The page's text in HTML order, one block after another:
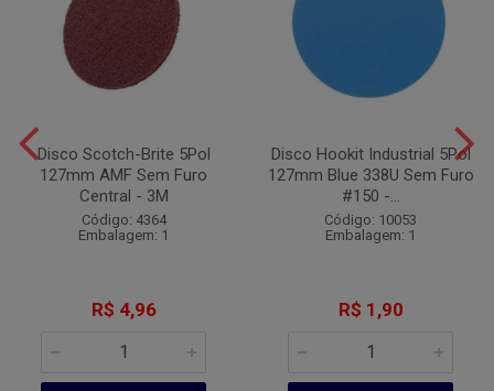
Disco Scotch-Brite 5Pol
127mm AMF Sem Furo
Central - 3M
Código: 4364
Embalagem: 1
R$ 4,96
Disco Hookit Industrial 5Pol
127mm Blue 338U Sem Furo
#150 -...
Código: 10053
Embalagem: 1
R$ 1,90